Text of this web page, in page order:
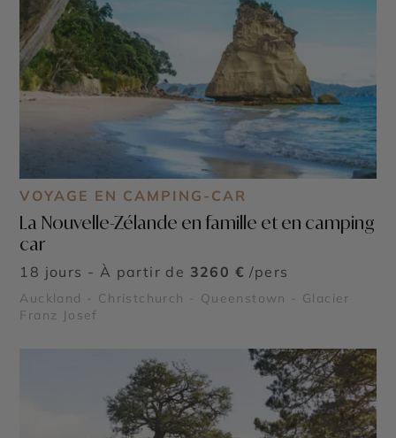
VOYAGE EN CAMPING-CAR
La Nouvelle-Zélande en famille et en camping
car
18 jours - À partir de 3260 € /pers
Auckland - Christchurch - Queenstown - Glacier
Franz Josef